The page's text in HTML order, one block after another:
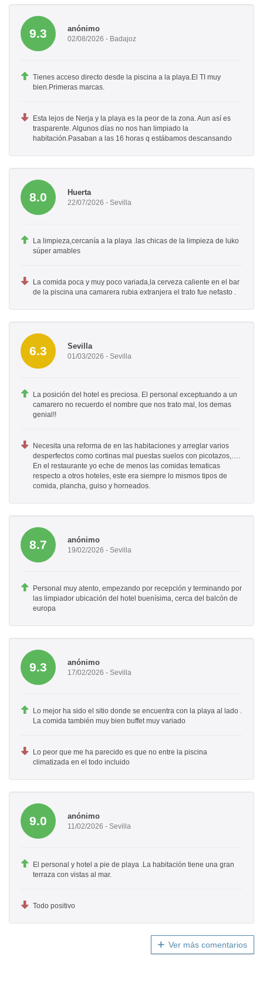
9.3 anónimo
02/08/2026 - Badajoz
Tienes acceso directo desde la piscina a la playa.El TI muy
bien.Primeras marcas.
Esta lejos de Nerja y la playa es la peor de la zona. Aun así es
trasparente. Algunos días no nos han limpiado la
habitación.Pasaban a las 16 horas q estábamos descansando
8.0 Huerta
22/07/2026 - Sevilla
La limpieza,cercanía a la playa .las chicas de la limpieza de luko
súper amables
La comida poca y muy poco variada,la cerveza caliente en el bar
de la piscina una camarera rubia extranjera el trato fue nefasto .
6.3 Sevilla
01/03/2026 - Sevilla
La posición del hotel es preciosa. El personal exceptuando a un
camarero no recuerdo el nombre que nos trato mal, los demas
genial!!
Necesita una reforma de en las habitaciones y arreglar varios
desperfectos como cortinas mal puestas suelos con picotazos,….
En el restaurante yo eche de menos las comidas tematicas
respecto a otros hoteles, este era siempre lo mismos tipos de
comida, plancha, guiso y horneados.
8.7 anónimo
19/02/2026 - Sevilla
Personal muy atento, empezando por recepción y terminando por
las limpiador ubicación del hotel buenísima, cerca del balcón de
europa
9.3 anónimo
17/02/2026 - Sevilla
Lo mejor ha sido el sitio donde se encuentra con la playa al lado .
La comida también muy bien buffet muy variado
Lo peor que me ha parecido es que no entre la piscina
climatizada en el todo incluido
9.0 anónimo
11/02/2026 - Sevilla
El personal y hotel a pie de playa .La habitación tiene una gran
terraza con vistas al mar.
Todo positivo
Ver más comentarios